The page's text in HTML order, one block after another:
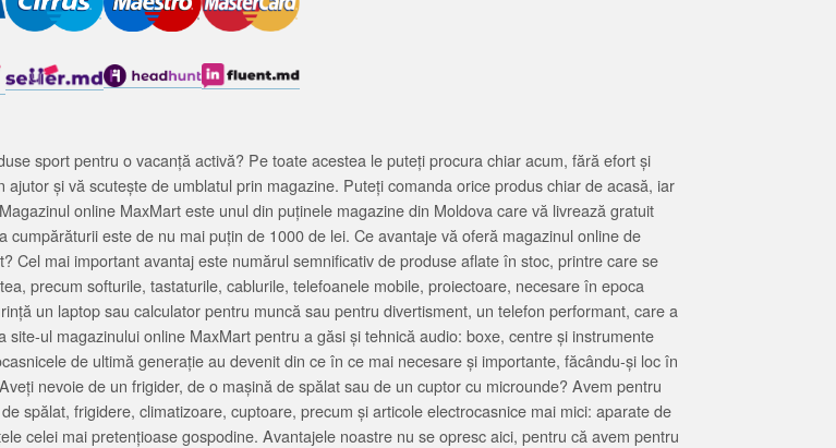
sport pentru o vacanță activă? Pe toate acestea le puteți procura chiar acum, fără efort și
și vă scutește de umblatul prin magazine. Puteți comanda orice produs chiar de acasă, iar
online MaxMart este unul din puținele magazine din Moldova care vă livrează gratuit
este de nu mai puțin de 1000 de lei. Ce avantaje vă oferă magazinul online de
Cel mai important avantaj este numărul semnificativ de produse aflate în stoc, printre care se
precum softurile, tastaturile, cablurile, telefoanele mobile, proiectoare, necesare în epoca
un laptop sau calculator pentru muncă sau pentru divertisment, un telefon performant, care a
ul magazinului online MaxMart pentru a găsi și tehnică audio: boxe, centre și instrumente
de ultimă generație au devenit din ce în ce mai necesare și importante, făcându-și loc în
nevoie de un frigider, de o mașină de spălat sau de un cuptor cu microunde? Avem pentru
spălat, frigidere, climatizoare, cuptoare, precum și articole electrocasnice mai mici: aparate de
celei mai pretențioase gospodine. Avantajele noastre nu se opresc aici, pentru că avem pentru